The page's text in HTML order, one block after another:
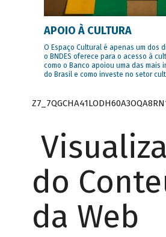
APOIO À CULTURA
O Espaço Cultural é apenas um dos
o BNDES oferece para o acesso à
como o Banco apoiou uma das mais
do Brasil e como investe no setor
do
da Web